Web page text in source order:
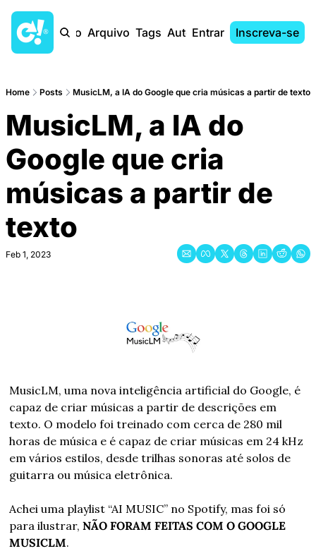
Início Arquivo Tags AutoresEntrar Inscreva-se
Home Posts MusicLM, a IA do Google que cria músicas a partir de texto
MusicLM, a IA do
Google que cria
músicas a partir de
texto
Feb 1, 2023
MusicLM, uma nova inteligência artificial do Google, é
capaz de criar músicas a partir de descrições em
texto. O modelo foi treinado com cerca de 280 mil
horas de música e é capaz de criar músicas em 24 kHz
em vários estilos, desde trilhas sonoras até solos de
guitarra ou música eletrônica.
Achei uma playlist “AI MUSIC” no Spotify, mas foi só
para ilustrar, NÃO FORAM FEITAS COM O GOOGLE
MUSICLM.